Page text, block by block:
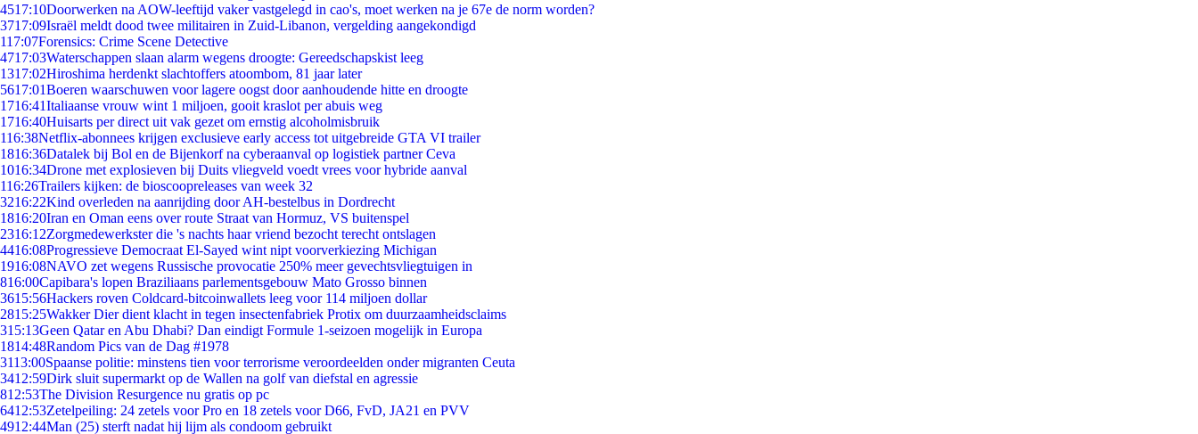
4517:10Doorwerken na AOW-leeftijd vaker vastgelegd in cao's, moet werken na je 67e de norm worden?
3717:09Israël meldt dood twee militairen in Zuid-Libanon, vergelding aangekondigd
117:07Forensics: Crime Scene Detective
4717:03Waterschappen slaan alarm wegens droogte: Gereedschapskist leeg
1317:02Hiroshima herdenkt slachtoffers atoombom, 81 jaar later
5617:01Boeren waarschuwen voor lagere oogst door aanhoudende hitte en droogte
1716:41Italiaanse vrouw wint 1 miljoen, gooit kraslot per abuis weg
1716:40Huisarts per direct uit vak gezet om ernstig alcoholmisbruik
116:38Netflix-abonnees krijgen exclusieve early access tot uitgebreide GTA VI trailer
1816:36Datalek bij Bol en de Bijenkorf na cyberaanval op logistiek partner Ceva
1016:34Drone met explosieven bij Duits vliegveld voedt vrees voor hybride aanval
116:26Trailers kijken: de bioscoopreleases van week 32
3216:22Kind overleden na aanrijding door AH-bestelbus in Dordrecht
1816:20Iran en Oman eens over route Straat van Hormuz, VS buitenspel
2316:12Zorgmedewerkster die 's nachts haar vriend bezocht terecht ontslagen
4416:08Progressieve Democraat El-Sayed wint nipt voorverkiezing Michigan
1916:08NAVO zet wegens Russische provocatie 250% meer gevechtsvliegtuigen in
816:00Capibara's lopen Braziliaans parlementsgebouw Mato Grosso binnen
3615:56Hackers roven Coldcard-bitcoinwallets leeg voor 114 miljoen dollar
2815:25Wakker Dier dient klacht in tegen insectenfabriek Protix om duurzaamheidsclaims
315:13Geen Qatar en Abu Dhabi? Dan eindigt Formule 1-seizoen mogelijk in Europa
1814:48Random Pics van de Dag #1978
3113:00Spaanse politie: minstens tien voor terrorisme veroordeelden onder migranten Ceuta
3412:59Dirk sluit supermarkt op de Wallen na golf van diefstal en agressie
812:53The Division Resurgence nu gratis op pc
6412:53Zetelpeiling: 24 zetels voor Pro en 18 zetels voor D66, FvD, JA21 en PVV
4912:44Man (25) sterft nadat hij lijm als condoom gebruikt